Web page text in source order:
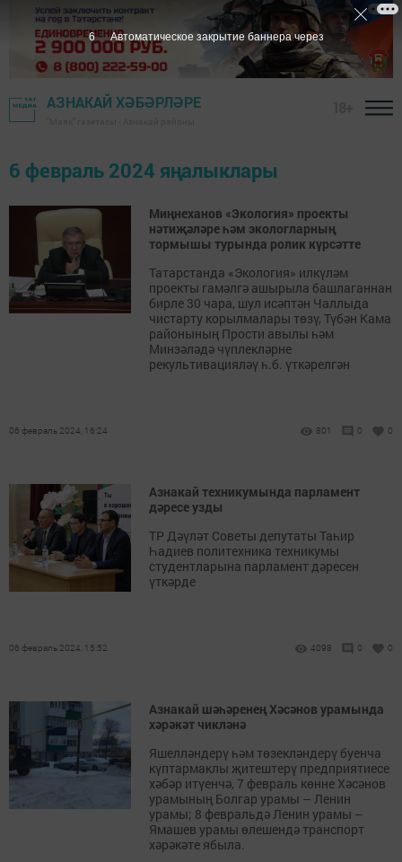
АЗНАКАЙ ХӘБӘРЛӘРЕ
6 февраль 2024 яңалыклары
Миңнеханов «Экология» проекты
нәтиҗәләре һәм экологларның
тормышы турында ролик күрсәтте
Татарстанда «Экология» илкүләм
проекты гамәлгә ашырыла башлаганнан
бирле 30 чара, шул исәптән Чаллыда
чистарту корылмалары төзү, Түбән Кама
районының Прости авылы һәм
Минзәләдә чүплекләрне
рекультивацияләү һ.б. үткәрелгән
06 февраль 2024, 16:24 801 0 0
Азнакай техникумында парламент
дәресе узды
ТР Дәүләт Советы депутаты Таһир
Һадиев политехника техникумы
студентларына парламент дәресен
үткәрде
06 февраль 2024, 15:52 4098 0 0
Азнакай шәһәренең Хәсәнов урамында
хәрәкәт чикләнә
Яшелләндерү һәм төзекләндерү буенча
күптармаклы җитештерү предприятиесе
хәбәр итүенчә, 7 февраль көнне Хәсәнов
урамының Болгар урамы – Ленин
урамы; 8 февральдә Ленин урамы –
Ямашев урамы өлешендә транспорт
хәрәкәте ябыла.
6 Автоматическое закрытие баннера через